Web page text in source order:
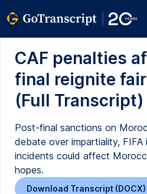
CAF penalties
final reignite
(Full Transcript)
Post-final sanctions on
debate over impartiality,
incidents could affect
hopes.
Download Transcript (DOCX)